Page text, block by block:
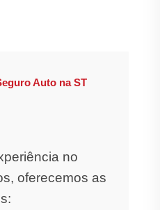
Auto na ST
no
oferecemos as